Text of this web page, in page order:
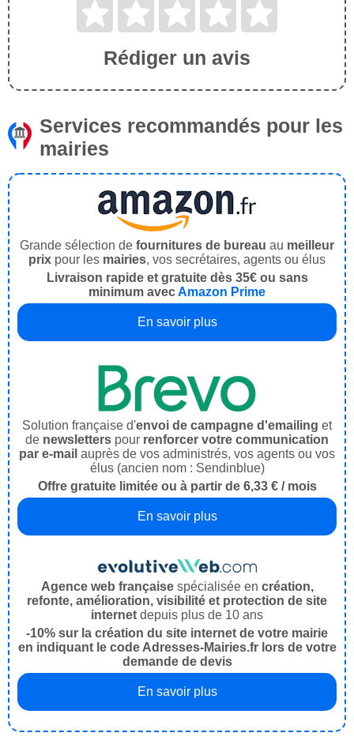
Rédiger un avis
Services recommandés pour les
mairies
Grande sélection de fournitures de bureau au meilleur
prix pour les mairies, vos secrétaires, agents ou élus
Livraison rapide et gratuite dès 35€ ou sans
minimum avecAmazon Prime
En savoir plus
Solution française d'envoi de campagne d'emailing et
de newsletters pour renforcer votre communication
par e-mail auprès de vos administrés, vos agents ou vos
élus (ancien nom : Sendinblue)
Offre gratuite limitée ou à partir de 6,33 € / mois
En savoir plus
Agence web françaisespécialisée en création,
refonte, amélioration, visibilité et protection de site
internet depuis plus de 10 ans
-10% sur la création du site internet de votre mairie
en indiquant le code Adresses-Mairies.fr lors de votre
demande de devis
En savoir plus